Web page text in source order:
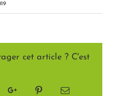
cet article ? C'est
Google+ PinterestEmail